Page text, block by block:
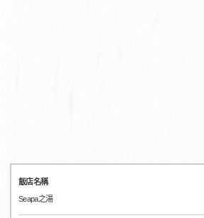
飯店名稱
Seapa之湯